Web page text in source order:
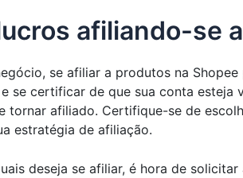
afiliando-se
se afiliar a produtos na
se certificar de que sua conta esteja
afiliado. Certifique-se de
estratégia de afiliação.
deseja se afiliar, é hora de